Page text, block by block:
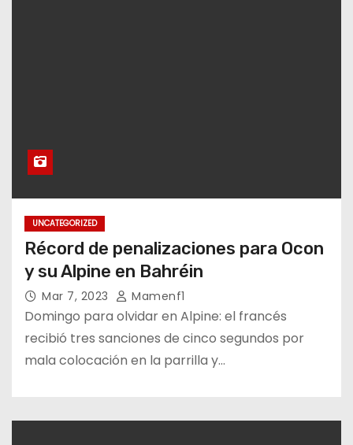
UNCATEGORIZED
Récord de penalizaciones para Ocon
y su Alpine en Bahréin
Mar 7, 2023 Mamenf1
Domingo para olvidar en Alpine: el francés
recibió tres sanciones de cinco segundos por
mala colocación en la parrilla y…